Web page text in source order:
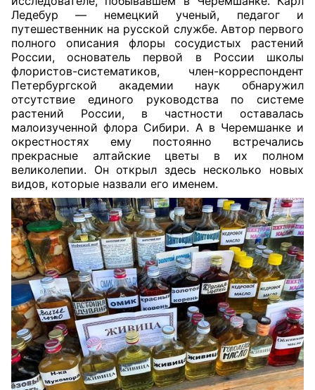
Ледебур — немецкий ученый, педагог и
путешественник на русской службе. Автор первого
полного описания флоры сосудистых растений
России, основатель первой в России школы
флористов-систематиков, член-корреспондент
Петербургской академии наук обнаружил
отсутствие единого руководства по системе
растений России, в частности оставалась
малоизученной флора Сибири. А в Черемшанке и
окрестностях ему постоянно встречались
прекрасные алтайские цветы в их полном
великолепии. Он открыл здесь несколько новых
видов, которые назвали его именем.